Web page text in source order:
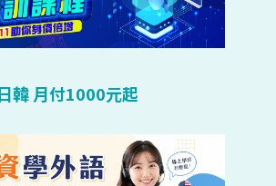
韓 月付1000元起